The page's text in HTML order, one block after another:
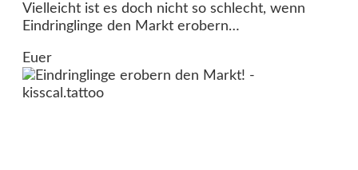
Vielleicht ist es doch nicht so schlecht, wenn
Eindringlinge den Markt erobern…
Euer